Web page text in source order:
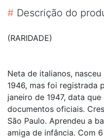
# Descrição do
(RARIDADE)
Neta de italianos,
1946, mas foi registrada
janeiro de 1947, data
documentos oficiais.
São Paulo. Aprendeu a
amiga de infância. Com